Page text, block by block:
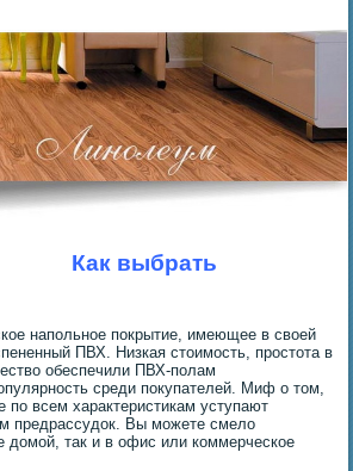
Как выбрать
напольное покрытие, имеющее в своей
ПВХ. Низкая стоимость, простота в
обеспечили ПВХ-полам
среди покупателей. Миф о том,
по всем характеристикам уступают
предрассудок. Вы можете смело
домой, так и в офис или коммерческое